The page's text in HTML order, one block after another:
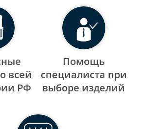
всей
РФ
Помощь
специалиста при
выборе изделий